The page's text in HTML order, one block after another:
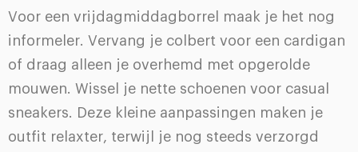
Voor een vrijdagmiddagborrel maak je het nog
informeler. Vervang je colbert voor een cardigan
of draag alleen je overhemd met opgerolde
mouwen. Wissel je nette schoenen voor casual
sneakers. Deze kleine aanpassingen maken je
outfit relaxter, terwijl je nog steeds verzorgd